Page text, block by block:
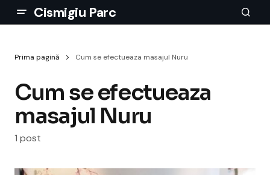
Cismigiu Parc
Prima pagină Cum se efectueaza masajul Nuru
Cum se efectueaza
masajul Nuru
1 post